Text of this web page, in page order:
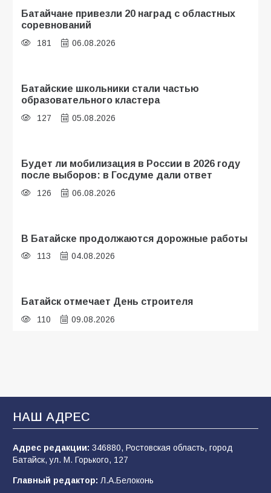
Батайчане привезли 20 наград с областных
соревнований
181 06.08.2026
Батайские школьники стали частью
образовательного кластера
127 05.08.2026
Будет ли мобилизация в России в 2026 году
после выборов: в Госдуме дали ответ
126 06.08.2026
В Батайске продолжаются дорожные работы
113 04.08.2026
Батайск отмечает День строителя
110 09.08.2026
Батайским спортсменам вручили награды
НАШ АДРЕС
Адрес редакции: 346880, Ростовская область, город
Батайск, ул. М. Горького, 127
Главный редактор: Л.А.Белоконь